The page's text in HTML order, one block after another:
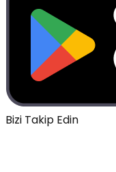
Bizi Takip Edin